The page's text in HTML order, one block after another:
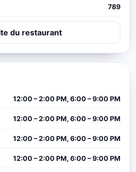
789
du restaurant
12:00 – 2:00 PM, 6:00 – 9:00 PM
12:00 – 2:00 PM, 6:00 – 9:00 PM
12:00 – 2:00 PM, 6:00 – 9:00 PM
12:00 – 2:00 PM, 6:00 – 9:00 PM